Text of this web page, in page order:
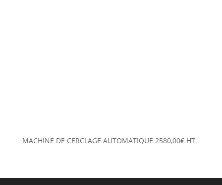
MACHINE DE CERCLAGE AUTOMATIQUE 2580,00€ HT